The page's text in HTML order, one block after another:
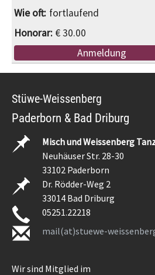
fortlaufend
€ 30.00
Anmeldung
Stüwe-Weissenberg
Paderborn & Bad Driburg
Misch und Weissenberg
Neuhäuser Str. 28-30
33102 Paderborn
Dr. Rödder-Weg 2
33014 Bad Driburg
05251.22218
mail(at)stuewe-
Wir sind Mitglied im